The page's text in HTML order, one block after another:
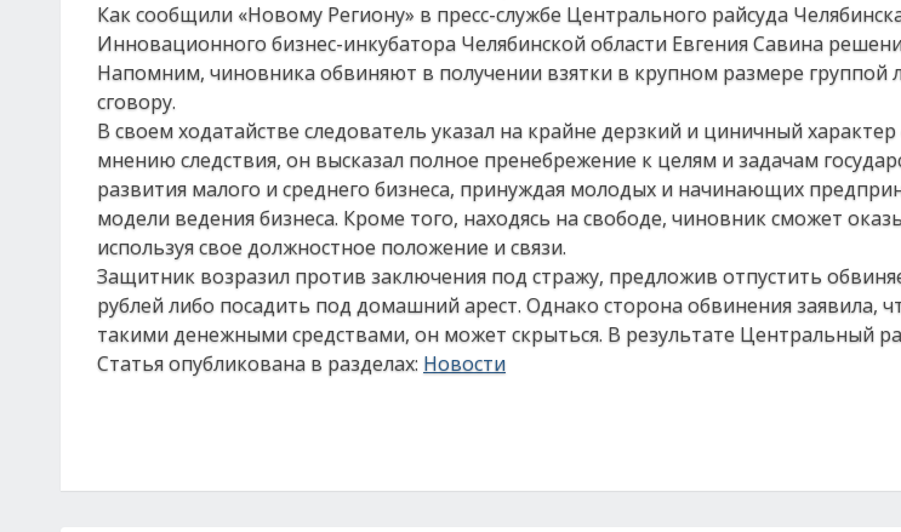
Как сообщили «Новому Региону» в пресс-службе Центрального райсуда
Инновационного бизнес-инкубатора Челябинской области Евгения Савина
Напомним, чиновника обвиняют в получении взятки в крупном размере группой
сговору.
В своем ходатайстве следователь указал на крайне дерзкий и циничный
мнению следствия, он высказал полное пренебрежение к целям и задачам
развития малого и среднего бизнеса, принуждая молодых и начинающих
модели ведения бизнеса. Кроме того, находясь на свободе, чиновник сможет
используя свое должностное положение и связи.
Защитник возразил против заключения под стражу, предложив отпустить
рублей либо посадить под домашний арест. Однако сторона обвинения заявила,
такими денежными средствами, он может скрыться. В результате Центральный
Статья опубликована в разделах: Новости